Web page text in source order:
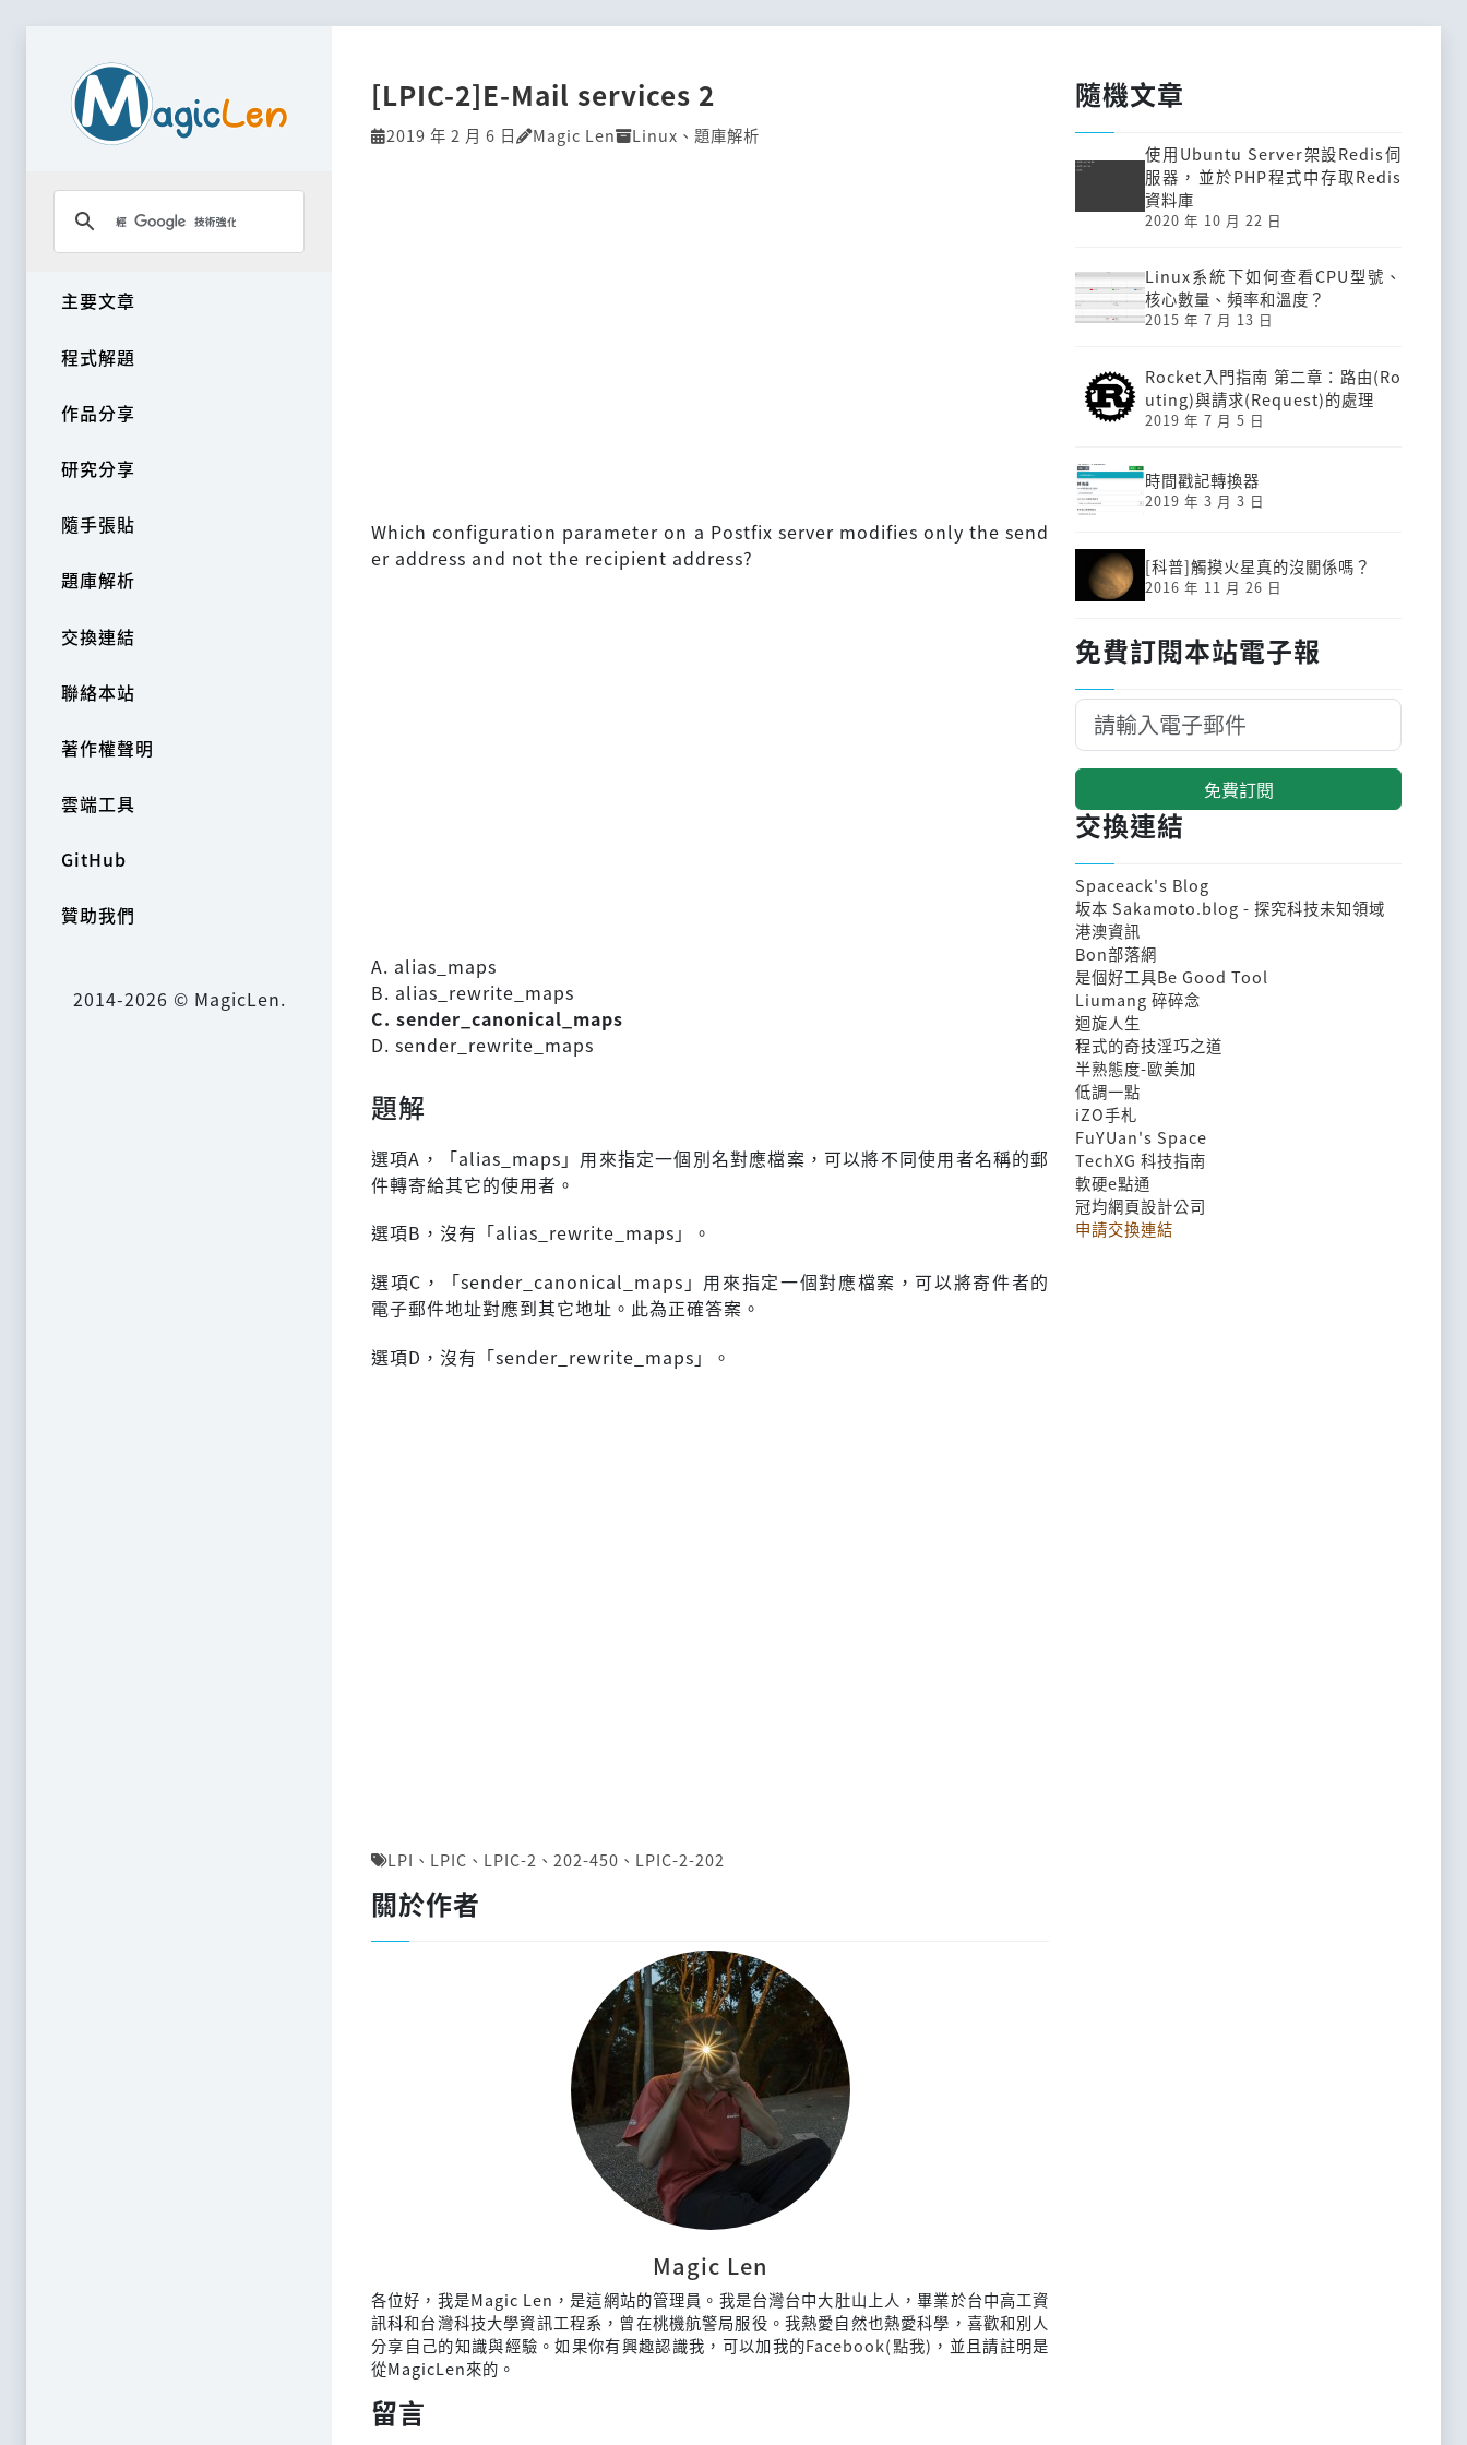
主要文章
程式解題
作品分享
研究分享
隨手張貼
題庫解析
交換連結
聯絡本站
著作權聲明
雲端工具
GitHub
贊助我們
2014-2026 © MagicLen.
[LPIC-2]E-Mail services 2
2019 年 2 月 6 日 Magic Len Linux 、 題庫解析
Which configuration parameter on a Postfix server modifies only the send
er address and not the recipient address?
A. alias_maps
B. alias_rewrite_maps
C. sender_canonical_maps
D. sender_rewrite_maps
題解
選項A，「alias_maps」用來指定一個別名對應檔案，可以將不同使用者名稱的郵
件轉寄給其它的使用者。
選項B，沒有「alias_rewrite_maps」。
選項C，「sender_canonical_maps」用來指定一個對應檔案，可以將寄件者的
電子郵件地址對應到其它地址。此為正確答案。
選項D，沒有「sender_rewrite_maps」。
LPI 、 LPIC 、 LPIC-2 、 202-450 、 LPIC-2-202
關於作者
Magic Len
各位好，我是Magic Len，是這網站的管理員。我是台灣台中大肚山上人，畢業於台中高工資
訊科和台灣科技大學資訊工程系，曾在桃機航警局服役。我熱愛自然也熱愛科學，喜歡和別人
分享自己的知識與經驗。如果你有興趣認識我，可以加我的Facebook(點我) ，並且請註明是
從MagicLen來的。
留言
隨機文章
使用Ubuntu Server架設Redis伺
服器，並於PHP程式中存取Redis
資料庫
2020 年 10 月 22 日
Linux系統下如何查看CPU型號、
核心數量、頻率和溫度？
2015 年 7 月 13 日
Rocket入門指南 第二章：路由(Ro
uting)與請求(Request)的處理
2019 年 7 月 5 日
時間戳記轉換器
2019 年 3 月 3 日
[科普]觸摸火星真的沒關係嗎？
2016 年 11 月 26 日
免費訂閱本站電子報
免費訂閱
交換連結
Spaceack's Blog
坂本 Sakamoto.blog - 探究科技未知領域
港澳資訊
Bon部落網
是個好工具Be Good Tool
Liumang 碎碎念
迴旋人生
程式的奇技淫巧之道
半熟態度-歐美加
低調一點
iZO手札
FuYUan's Space
TechXG 科技指南
軟硬e點通
冠均網頁設計公司
申請交換連結